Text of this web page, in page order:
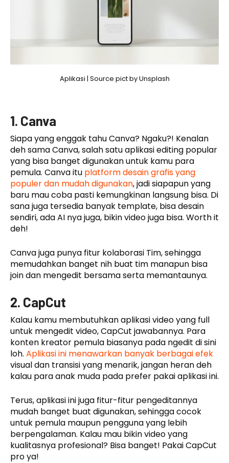
Aplikasi | Source pict by Unsplash
1. Canva
Siapa yang enggak tahu Canva? Ngaku?! Kenalan
deh sama Canva, salah satu aplikasi editing popular
yang bisa banget digunakan untuk kamu para
pemula. Canva itu platform desain grafis yang
populer dan mudah digunakan, jadi siapapun yang
baru mau coba pasti kemungkinan langsung bisa. Di
sana juga tersedia banyak template, bisa desain
sendiri, ada AI nya juga, bikin video juga bisa. Worth it
deh!
Canva juga punya fitur kolaborasi Tim, sehingga
memudahkan banget nih buat tim manapun bisa
join dan mengedit bersama serta memantaunya.
2. CapCut
Kalau kamu membutuhkan aplikasi video yang full
untuk mengedit video, CapCut jawabannya. Para
konten kreator pemula biasanya pada ngedit di sini
loh. Aplikasi ini menawarkan banyak berbagai efek
visual dan transisi yang menarik, jangan heran deh
kalau para anak muda pada prefer pakai aplikasi ini.
Terus, aplikasi ini juga fitur-fitur pengeditannya
mudah banget buat digunakan, sehingga cocok
untuk pemula maupun pengguna yang lebih
berpengalaman. Kalau mau bikin video yang
kualitasnya profesional? Bisa banget! Pakai CapCut
pro ya!